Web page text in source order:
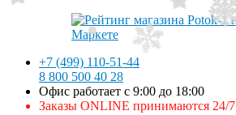
+7 (499) 110-51-44
8 800 500 40 28
Офис работает с 9:00 до 18:00
Заказы ONLINE принимаются 24/7